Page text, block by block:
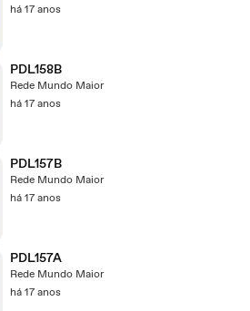
há 17 anos
PDL158B
Rede Mundo Maior
há 17 anos
PDL157B
Rede Mundo Maior
há 17 anos
PDL157A
Rede Mundo Maior
há 17 anos